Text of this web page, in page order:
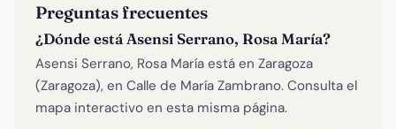
Preguntas frecuentes
¿Dónde está Asensi Serrano, Rosa María?
Asensi Serrano, Rosa María está en Zaragoza
(Zaragoza), en Calle de María Zambrano. Consulta el
mapa interactivo en esta misma página.